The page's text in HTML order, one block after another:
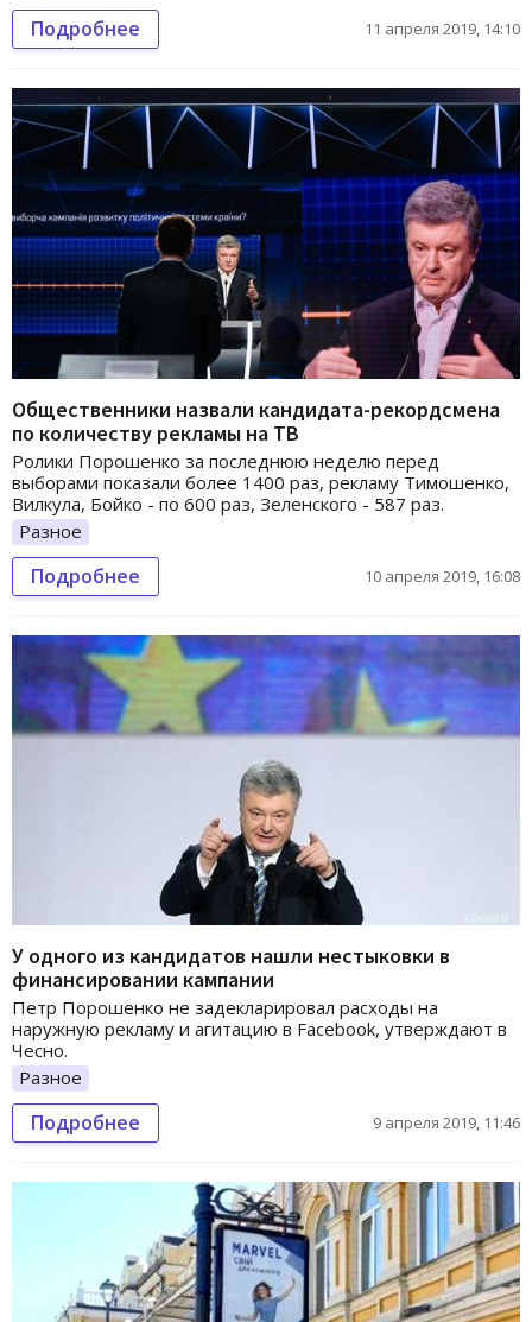
Подробнее 11 апреля 2019, 14:10
Общественники назвали кандидата-рекордсмена
по количеству рекламы на ТВ
Ролики Порошенко за последнюю неделю перед
выборами показали более 1400 раз, рекламу Тимошенко,
Вилкула, Бойко - по 600 раз, Зеленского - 587 раз.
Разное
Подробнее 10 апреля 2019, 16:08
У одного из кандидатов нашли нестыковки в
финансировании кампании
Петр Порошенко не задекларировал расходы на
наружную рекламу и агитацию в Facebook, утверждают в
Чесно.
Разное
Подробнее 9 апреля 2019, 11:46